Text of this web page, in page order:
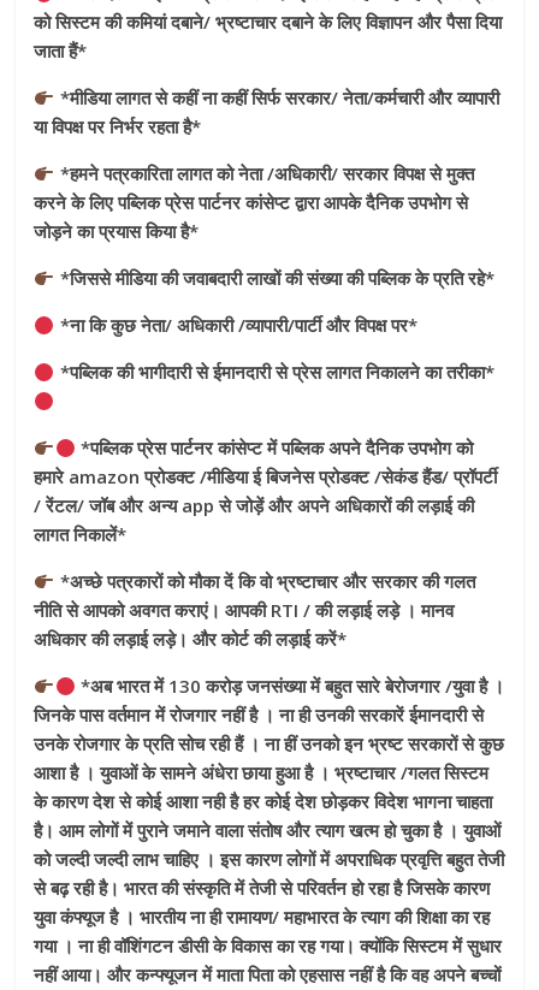
को सिस्टम की कमियां दबाने/ भ्रष्टाचार दबाने के लिए विज्ञापन और पैसा दिया
जाता हैं*
*मीडिया लागत से कहीं ना कहीं सिर्फ सरकार/ नेता/कर्मचारी और व्यापारी
या विपक्ष पर निर्भर रहता है*
*हमने पत्रकारिता लागत को नेता /अधिकारी/ सरकार विपक्ष से मुक्त
करने के लिए पब्लिक प्रेस पार्टनर कांसेप्ट द्वारा आपके दैनिक उपभोग से
जोड़ने का प्रयास किया है*
*जिससे मीडिया की जवाबदारी लाखों की संख्या की पब्लिक के प्रति रहे*
*ना कि कुछ नेता/ अधिकारी /व्यापारी/पार्टी और विपक्ष पर*
*पब्लिक की भागीदारी से ईमानदारी से प्रेस लागत निकालने का तरीका*
*पब्लिक प्रेस पार्टनर कांसेप्ट में पब्लिक अपने दैनिक उपभोग को
हमारे amazon प्रोडक्ट /मीडिया ई बिजनेस प्रोडक्ट /सेकंड हैंड/ प्रॉपर्टी
/ रेंटल/ जॉब और अन्य app से जोड़ें और अपने अधिकारों की लड़ाई की
लागत निकालें*
*अच्छे पत्रकारों को मौका दें कि वो भ्रष्टाचार और सरकार की गलत
नीति से आपको अवगत कराएं। आपकी RTI / की लड़ाई लड़े । मानव
अधिकार की लड़ाई लड़े। और कोर्ट की लड़ाई करें*
*अब भारत में 130 करोड़ जनसंख्या में बहुत सारे बेरोजगार /युवा है ।
जिनके पास वर्तमान में रोजगार नहीं है । ना ही उनकी सरकारें ईमानदारी से
उनके रोजगार के प्रति सोच रही हैं । ना हीं उनको इन भ्रष्ट सरकारों से कुछ
आशा है । युवाओं के सामने अंधेरा छाया हुआ है । भ्रष्टाचार /गलत सिस्टम
के कारण देश से कोई आशा नही है हर कोई देश छोड़कर विदेश भागना चाहता
है। आम लोगों में पुराने जमाने वाला संतोष और त्याग खत्म हो चुका है । युवाओं
को जल्दी जल्दी लाभ चाहिए । इस कारण लोगों में अपराधिक प्रवृत्ति बहुत तेजी
से बढ़ रही है। भारत की संस्कृति में तेजी से परिवर्तन हो रहा है जिसके कारण
युवा कंफ्यूज है । भारतीय ना ही रामायण/ महाभारत के त्याग की शिक्षा का रह
गया । ना ही वॉशिंगटन डीसी के विकास का रह गया। क्योंकि सिस्टम में सुधार
नहीं आया। और कन्फ्यूजन में माता पिता को एहसास नहीं है कि वह अपने बच्चों